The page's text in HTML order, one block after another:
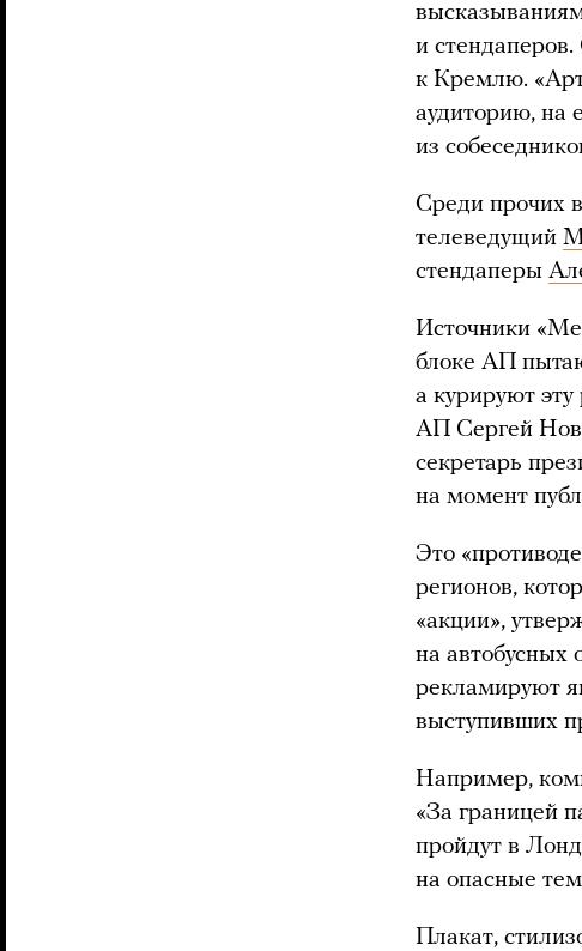
и
к Кремлю.
аудиторию, на
из
Среди прочих
телеведущий
стендаперы
Источники
блоке АП
а курируют
АП Сергей
секретарь
на момент
Это
регионов,
«акции»,
на автобусных
рекламируют
выступивших
Например,
«За границей
пройдут в
на опасные
Плакат,